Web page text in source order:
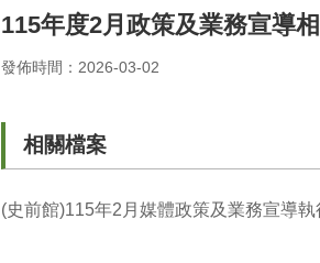
115年度2月政策及業務宣導
發佈時間：2026-03-02
相關檔案
(史前館)115年2月媒體政策及業務宣導